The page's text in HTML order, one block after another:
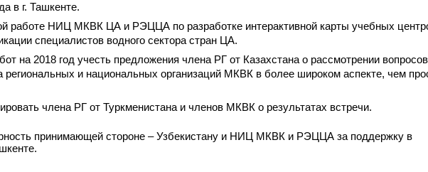
в г. Ташкенте.
работе НИЦ МКВК ЦА и РЭЦЦА по разработке интерактивной карты учебных
специалистов водного сектора стран ЦА.
на 2018 год учесть предложения члена РГ от Казахстана о рассмотрении вопросов
региональных и национальных организаций МКВК в более широком аспекте, чем
члена РГ от Туркменистана и членов МКВК о результатах встречи.
принимающей стороне – Узбекистану и НИЦ МКВК и РЭЦЦА за поддержку в